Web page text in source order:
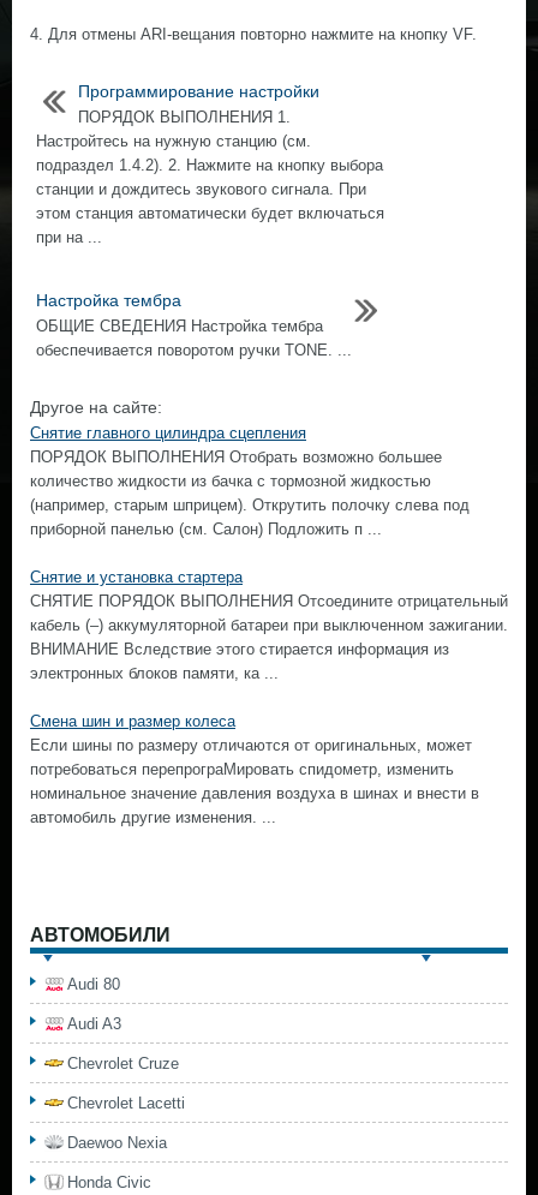
4. Для отмены ARI-вещания повторно нажмите на кнопку VF.
Программирование настройки
ПОРЯДОК ВЫПОЛНЕНИЯ 1.
Настройтесь на нужную станцию (см.
подраздел 1.4.2). 2. Нажмите на кнопку выбора
станции и дождитесь звукового сигнала. При
этом станция автоматически будет включаться
при на ...
Настройка тембра
ОБЩИЕ СВЕДЕНИЯ Настройка тембра
обеспечивается поворотом ручки TONE. ...
Другое на сайте:
Снятие главного цилиндра сцепления
ПОРЯДОК ВЫПОЛНЕНИЯ Отобрать возможно большее
количество жидкости из бачка с тормозной жидкостью
(например, старым шприцем). Открутить полочку слева под
приборной панелью (см. Салон) Подложить п ...
Снятие и установка стартера
СНЯТИЕ ПОРЯДОК ВЫПОЛНЕНИЯ Отсоедините отрицательный
кабель (–) аккумуляторной батареи при выключенном зажигании.
ВНИМАНИЕ Вследствие этого стирается информация из
электронных блоков памяти, ка ...
Смена шин и размер колеса
Если шины по размеру отличаются от оригинальных, может
потребоваться перепрограМировать спидометр, изменить
номинальное значение давления воздуха в шинах и внести в
автомобиль другие изменения. ...
АВТОМОБИЛИ
Audi 80
Audi A3
Chevrolet Cruze
Chevrolet Lacetti
Daewoo Nexia
Honda Civic